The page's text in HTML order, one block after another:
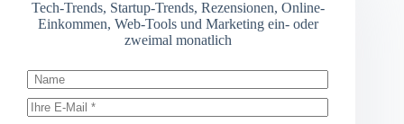
Tech-Trends, Startup-Trends, Rezensionen, Online-
Einkommen, Web-Tools und Marketing ein- oder
zweimal monatlich